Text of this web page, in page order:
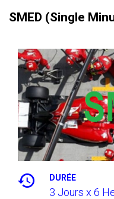
SMED (Single
DURÉE
3 Jours x 6